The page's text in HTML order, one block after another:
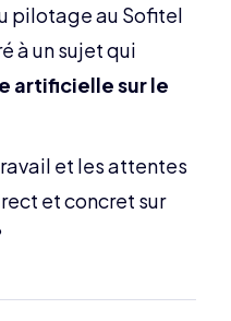
pilotage au Sofitel
à un sujet qui
artificielle sur le
et les attentes
et concret sur